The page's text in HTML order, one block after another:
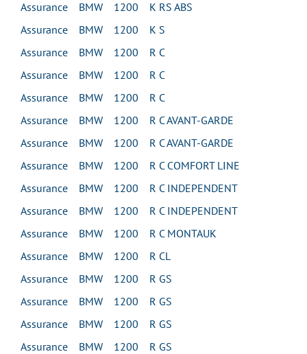
Assurance BMW 1200 K RS ABS
Assurance BMW 1200 K S
Assurance BMW 1200 R C
Assurance BMW 1200 R C
Assurance BMW 1200 R C
Assurance BMW 1200 R C AVANT-GARDE
Assurance BMW 1200 R C AVANT-GARDE
Assurance BMW 1200 R C COMFORT LINE
Assurance BMW 1200 R C INDEPENDENT
Assurance BMW 1200 R C INDEPENDENT
Assurance BMW 1200 R C MONTAUK
Assurance BMW 1200 R CL
Assurance BMW 1200 R GS
Assurance BMW 1200 R GS
Assurance BMW 1200 R GS
Assurance BMW 1200 R GS